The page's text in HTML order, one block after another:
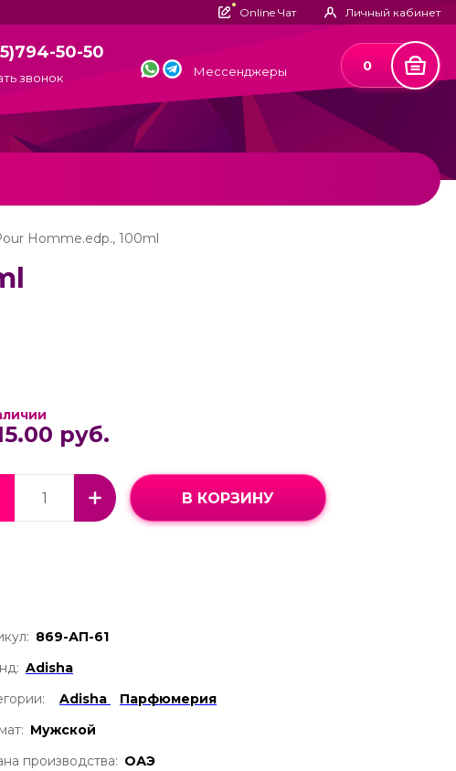
Online Чат Личный кабинет
50-50
звонок Мессенджеры 0
Homme.edp., 100ml
руб.
В КОРЗИНУ
869-АП-61
Adisha
Adisha
Парфюмерия
Мужской
производства: ОАЭ